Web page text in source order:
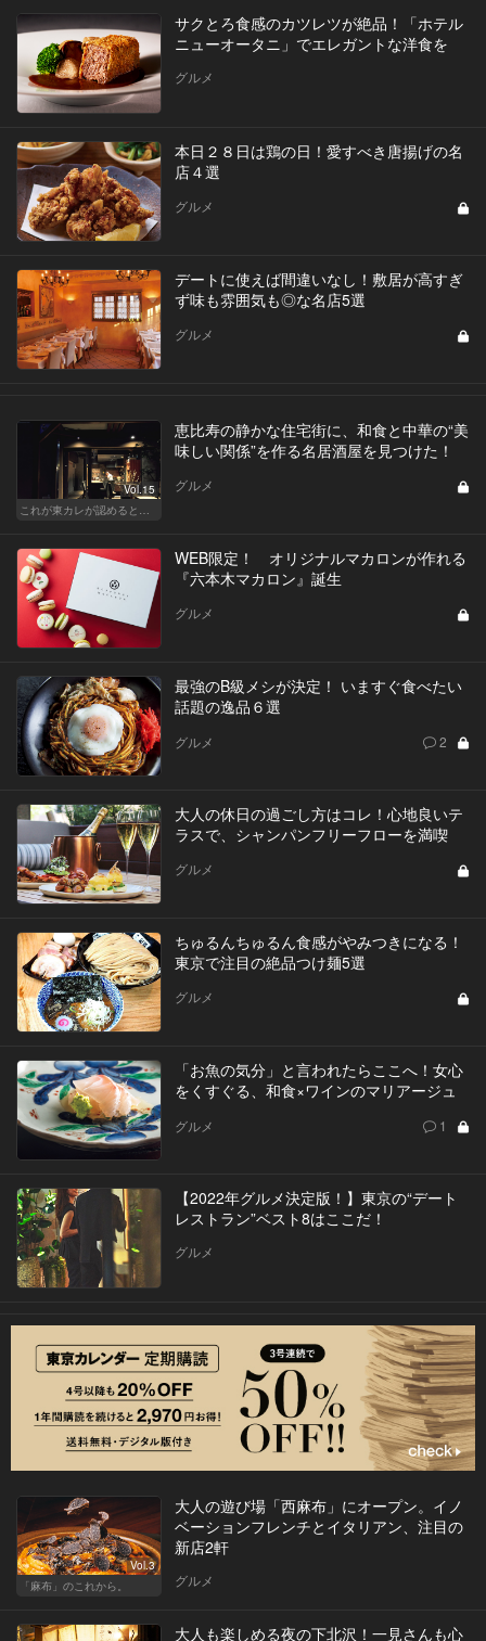
サクとろ食感のカツレツが絶品！「ホテル
ニューオータニ」でエレガントな洋食を
グルメ
本日２８日は鶏の日！愛すべき唐揚げの名
店４選
グルメ
デートに使えば間違いなし！敷居が高すぎ
ず味も雰囲気も◎な名店5選
グルメ
Vol.15
これが東カレが認めるとっておきの和食店
恵比寿の静かな住宅街に、和食と中華の“美
味しい関係”を作る名居酒屋を見つけた！
グルメ
WEB限定！ オリジナルマカロンが作れる
『六本木マカロン』誕生
グルメ
最強のB級メシが決定！ いますぐ食べたい
話題の逸品６選
グルメ 2
大人の休日の過ごし方はコレ！心地良いテ
ラスで、シャンパンフリーフローを満喫
グルメ
ちゅるんちゅるん食感がやみつきになる！
東京で注目の絶品つけ麺5選
グルメ
「お魚の気分」と言われたらここへ！女心
をくすぐる、和食×ワインのマリアージュ
グルメ 1
【2022年グルメ決定版！】東京の“デート
レストラン”ベスト8はここだ！
グルメ
Vol.3
「麻布」のこれから。
大人の遊び場「西麻布」にオープン。イノ
ベーションフレンチとイタリアン、注目の
新店2軒
グルメ
大人も楽しめる夜の下北沢！一見さんも心